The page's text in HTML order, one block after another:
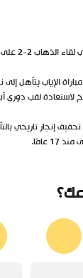
تعادل
الإياب يتأهل
لاستعادة لقب دوري
إنجاز تاريخي
عامًا.